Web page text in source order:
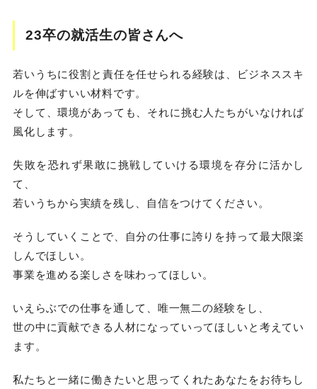
23卒の就活生の皆さんへ
若いうちに役割と責任を任せられる経験は、ビジネススキ
ルを伸ばすいい材料です。
そして、環境があっても、それに挑む人たちがいなければ
風化します。
失敗を恐れず果敢に挑戦していける環境を存分に活かし
て、
若いうちから実績を残し、自信をつけてください。
そうしていくことで、自分の仕事に誇りを持って最大限楽
しんでほしい。
事業を進める楽しさを味わってほしい。
いえらぶでの仕事を通して、唯一無二の経験をし、
世の中に貢献できる人材になっていってほしいと考えてい
ます。
私たちと一緒に働きたいと思ってくれたあなたをお待ちし